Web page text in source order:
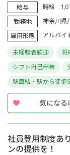
給与
時給
勤務地
神奈川
雇用形態
アルバイ
未経験者歓迎 将
シフト自己申告
駅直結・駅から徒歩
気になる
社員登用制度あ
ンの提供を！